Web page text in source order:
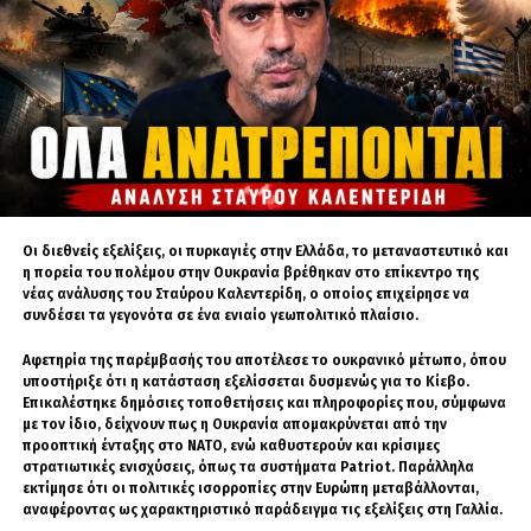
συνεργασίας με μεγάλους διεθνείς αμυντικούς ομίλους, ώστε η
Αλβανία να αποκτήσει πρόσβαση σε σύγχρονες τεχνολογίες και, σε
δεύτερο στάδιο, να εξελιχθεί σε εξαγωγέα στρατιωτικού υλικού προς
συμμαχικές χώρες.
Η εξέλιξη αυτή εντάσσεται στη γενικότερη τάση που παρατηρείται τα
τελευταία χρόνια σε αρκετά κράτη-μέλη του ΝΑΤΟ, τα οποία
επιδιώκουν να ενισχύσουν την αμυντική τους βιομηχανία, τόσο για
λόγους επιχειρησιακής αυτονομίας όσο και για την αξιοποίηση της
αυξημένης διεθνούς ζήτησης στον τομέα της άμυνας. Για την Αλβανία, η
συμβολικό αλλά και ουσιαστικό πρώτο βήμα προς τη δημιουργία μιας
εθνικής αμυντικής βιομηχανικής βάσης, με στόχο την κάλυψη των
εγχώριων αναγκών αλλά και τη μελλοντική διείσδυση στις διεθνείς
αγορές.
Οι διεθνείς εξελίξεις, οι πυρκαγιές στην Ελλάδα, το μεταναστευτικό και
η πορεία του πολέμου στην Ουκρανία βρέθηκαν στο επίκεντρο της
νέας ανάλυσης του Σταύρου Καλεντερίδη, ο οποίος επιχείρησε να
συνδέσει τα γεγονότα σε ένα ενιαίο γεωπολιτικό πλαίσιο.
Αφετηρία της παρέμβασής του αποτέλεσε το ουκρανικό μέτωπο, όπου
υποστήριξε ότι η κατάσταση εξελίσσεται δυσμενώς για το Κίεβο.
Επικαλέστηκε δημόσιες τοποθετήσεις και πληροφορίες που, σύμφωνα
με τον ίδιο, δείχνουν πως η Ουκρανία απομακρύνεται από την
προοπτική ένταξης στο ΝΑΤΟ, ενώ καθυστερούν και κρίσιμες
στρατιωτικές ενισχύσεις, όπως τα συστήματα Patriot. Παράλληλα
εκτίμησε ότι οι πολιτικές ισορροπίες στην Ευρώπη μεταβάλλονται,
αναφέροντας ως χαρακτηριστικό παράδειγμα τις εξελίξεις στη Γαλλία.